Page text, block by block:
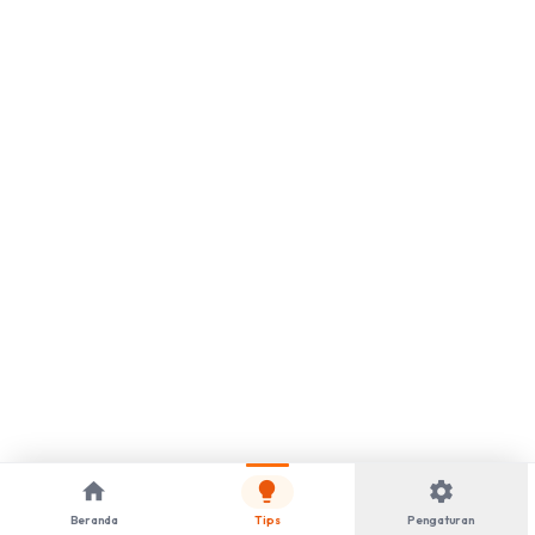
home
Beranda
lightbulb
Tips
settings
Pengaturan